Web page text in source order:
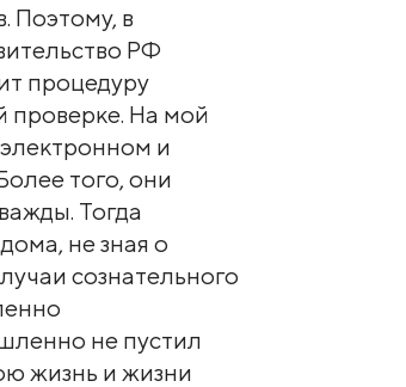
Поэтому, в
РФ
процедуру
проверке. На мой
и
того, они
Тогда
не зная о
сознательного
не пустил
жизнь и жизни